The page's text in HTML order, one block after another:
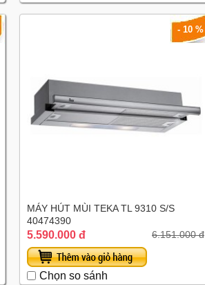
- 10 %
MÁY HÚT MÙI TEKA TL 9310 S/S
40474390
5.590.000 đ 6.151.000 đ
Chọn so sánh